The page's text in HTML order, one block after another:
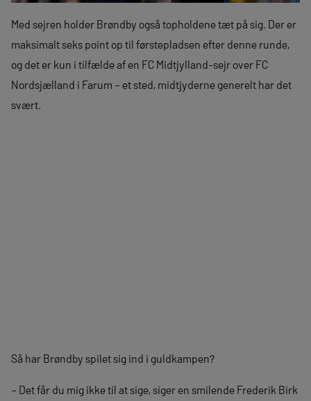
Med sejren holder Brøndby også topholdene tæt på sig. Der er
maksimalt seks point op til førstepladsen efter denne runde,
og det er kun i tilfælde af en FC Midtjylland-sejr over FC
Nordsjælland i Farum – et sted, midtjyderne generelt har det
svært.
Så har Brøndby spilet sig ind i guldkampen?
– Det får du mig ikke til at sige, siger en smilende Frederik Birk